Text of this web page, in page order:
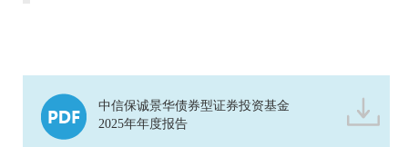
中信保诚景华债券型证券投资基金
2025年年度报告